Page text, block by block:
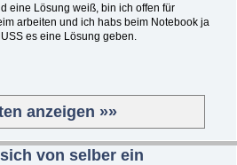
eine Lösung weiß, bin ich offen für
arbeiten und ich habs beim Notebook ja
es eine Lösung geben.
anzeigen »»
von selber ein